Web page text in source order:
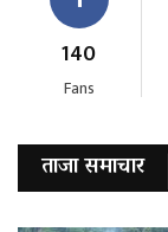
140
Fans
ताजा समाचार